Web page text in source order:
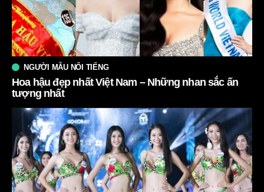
NGƯỜI MẪU NỔI TIẾNG
Hoa hậu đẹp nhất Việt Nam – Những nhan sắc ấn
tượng nhất